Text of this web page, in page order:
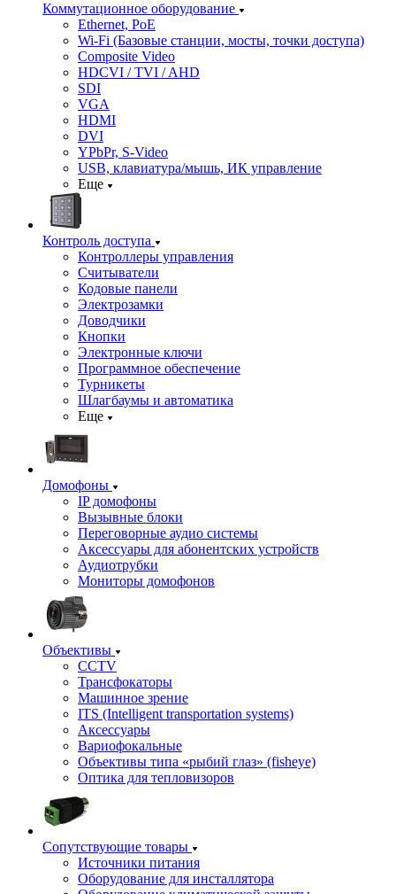
Коммутационное оборудование
Ethernet, PoE
Wi-Fi (Базовые станции, мосты, точки доступа)
Composite Video
HDCVI / TVI / AHD
SDI
VGA
HDMI
DVI
YPbPr, S-Video
USB, клавиатура/мышь, ИК управление
Еще
Контроль доступа
Контроллеры управления
Считыватели
Кодовые панели
Электрозамки
Доводчики
Кнопки
Электронные ключи
Программное обеспечение
Турникеты
Шлагбаумы и автоматика
Еще
Домофоны
IP домофоны
Вызывные блоки
Переговорные аудио системы
Аксессуары для абонентских устройств
Аудиотрубки
Мониторы домофонов
Объективы
CCTV
Трансфокаторы
Машинное зрение
ITS (Intelligent transportation systems)
Аксессуары
Вариофокальные
Объективы типа «рыбий глаз» (fisheye)
Оптика для тепловизоров
Сопутствующие товары
Источники питания
Оборудование для инсталлятора